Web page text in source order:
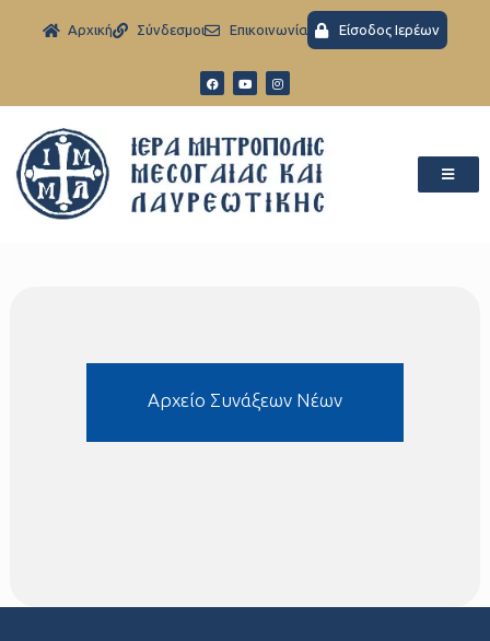
Aρχική Σύνδεσμοι Eπικοινωνία Είσοδος Ιερέων
Aρχείο Συνάξεων Νέων